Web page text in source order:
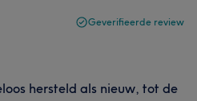
Geverifieerde review
hersteld als nieuw, tot de